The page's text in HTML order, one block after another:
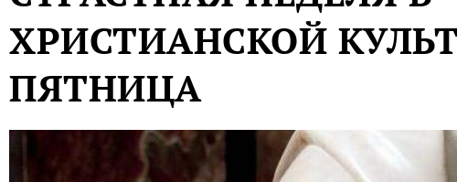
ХРИСТИАНСКОЙ
ПЯТНИЦА